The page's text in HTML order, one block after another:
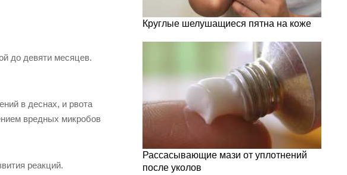
до девяти месяцев.
в деснах, и рвота
вредных микробов
реакций.
Круглые шелушащиеся пятна на коже
Рассасывающие мази от уплотнений
после уколов